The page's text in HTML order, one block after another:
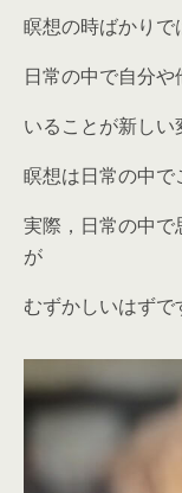
瞑想の時ばかりで
日常の中で自分
いることが新しい
瞑想は日常の中で
実際，日常の中で
が
むずかしいはずで